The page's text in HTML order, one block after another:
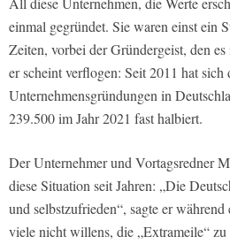
einmal gegründet. Sie waren einst ein
Zeiten, vorbei der Gründergeist, den
er scheint verflogen: Seit 2011 hat sich
Unternehmensgründungen in
239.500 im Jahr 2021 fast halbiert.
Der Unternehmer und Vortagsredner
diese Situation seit Jahren: „Die
und selbstzufrieden“, sagte er
viele nicht willens, die „Extrameile“ zu